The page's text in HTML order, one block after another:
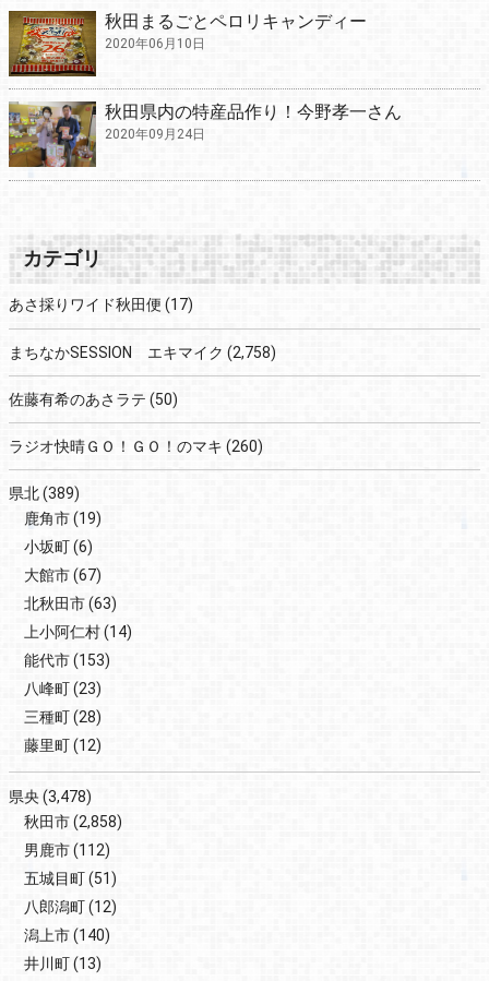
秋田まるごとペロリキャンディー
2020年06月10日
秋田県内の特産品作り！今野孝一さん
2020年09月24日
カテゴリ
あさ採りワイド秋田便 (17)
まちなかSESSION エキマイク (2,758)
佐藤有希のあさラテ (50)
ラジオ快晴ＧＯ！ＧＯ！のマキ (260)
県北(389)
鹿角市(19)
小坂町(6)
大館市(67)
北秋田市(63)
上小阿仁村(14)
能代市(153)
八峰町(23)
三種町(28)
藤里町(12)
県央(3,478)
秋田市(2,858)
男鹿市(112)
五城目町(51)
八郎潟町(12)
潟上市(140)
井川町(13)